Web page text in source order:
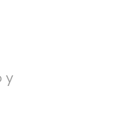
y